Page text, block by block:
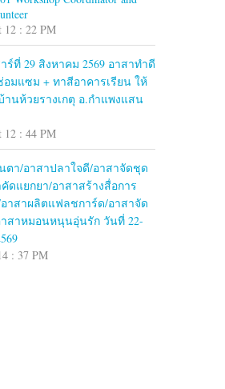
12 : 22 PM
ร์ที่ 29 สิงหาคม 2569 อาสาทำดี
มแซม + ทาสีอาคารเรียน ให้
านห้วยรางเกตุ อ.กำแพงแสน
12 : 44 PM
ตา/อาสาปลาใจดี/อาสาจัดชุด
ดแยกยา/อาสาสร้างสื่อการ
าสาผลิตแฟลชการ์ด/อาสาจัด
าสาหมอนหนุนอุ่นรัก วันที่ 22-
: 37 PM